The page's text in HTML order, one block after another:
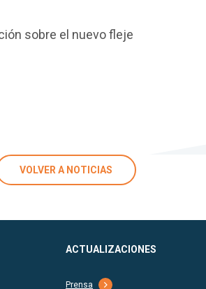
sobre el nuevo fleje
VOLVER A NOTICIAS
ACTUALIZACIONES
Prensa